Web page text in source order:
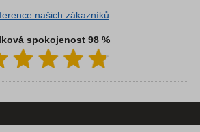
našich zákazníků
spokojenost 98 %